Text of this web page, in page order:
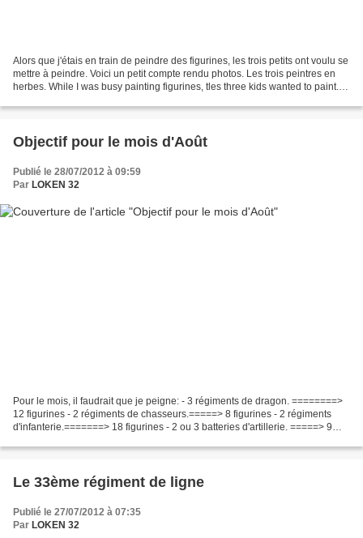
Alors que j'étais en train de peindre des figurines, les trois petits ont voulu se
mettre à peindre. Voici un petit compte rendu photos. Les trois peintres en
herbes. While I was busy painting figurines, tles three kids wanted to paint.
Objectif pour le mois d'Août
Publié le 28/07/2012 à 09:59
Par LOKEN 32
Pour le mois, il faudrait que je peigne: - 3 régiments de dragon. ========>
12 figurines - 2 régiments de chasseurs.=====> 8 figurines - 2 régiments
d'infanterie.=======> 18 figurines - 2 ou 3 batteries d'artillerie. =====> 9
Le 33ème régiment de ligne
Publié le 27/07/2012 à 07:35
Par LOKEN 32